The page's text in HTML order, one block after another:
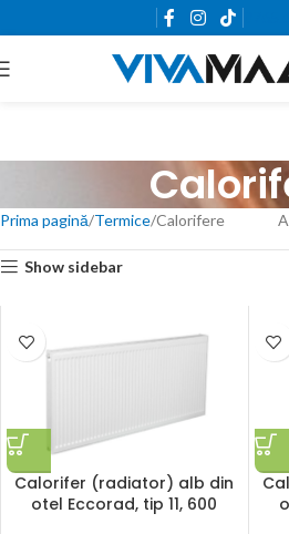
Prima pagină Termice Calorifere
Show sidebar
Calorifer (radiator) alb din
otel Eccorad, tip 11, 600